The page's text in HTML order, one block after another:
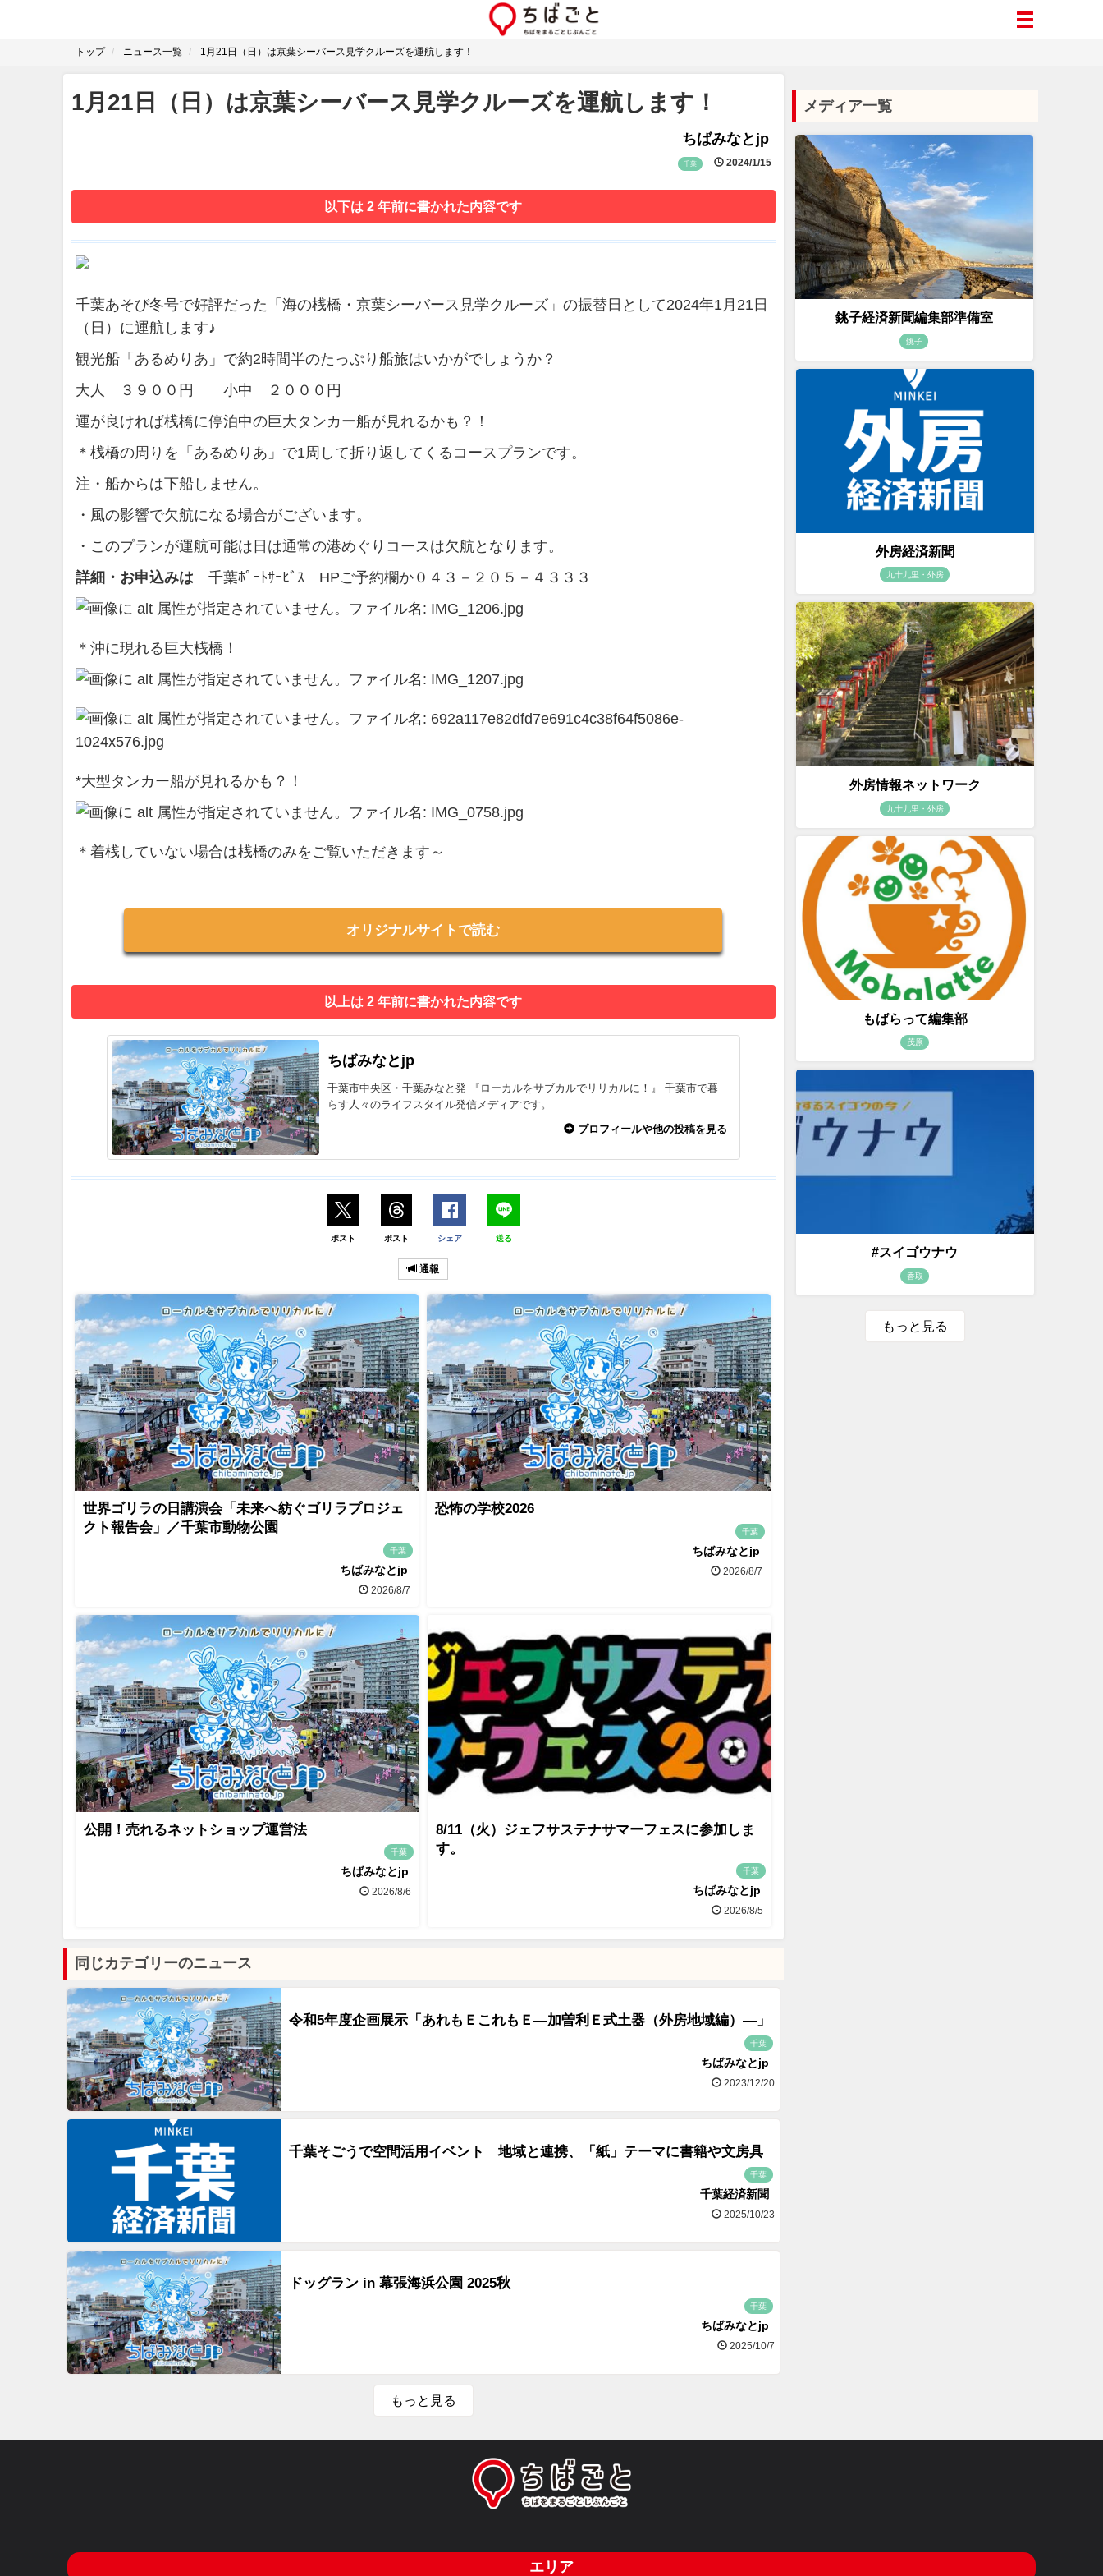
トップ ニュース一覧 1月21日（日）は京葉シーバース見学クルーズを運航します！
1月21日（日）は京葉シーバース見学クルーズを運航します！
ちばみなとjp
千葉 2024/1/15
以下は 2 年前に書かれた内容です
千葉あそび冬号で好評だった「海の桟橋・京葉シーバース見学クルーズ」の振替日として2024年1月21日
（日）に運航します♪
観光船「あるめりあ」で約2時間半のたっぷり船旅はいかがでしょうか？
大人 ３９００円 小中 ２０００円
運が良ければ桟橋に停泊中の巨大タンカー船が見れるかも？！
＊桟橋の周りを「あるめりあ」で1周して折り返してくるコースプランです。
注・船からは下船しません。
・風の影響で欠航になる場合がございます。
・このプランが運航可能は日は通常の港めぐりコースは欠航となります。
詳細・お申込みは 千葉ﾎﾟｰﾄｻｰﾋﾞｽ HPご予約欄か０４３－２０５－４３３３
＊沖に現れる巨大桟橋！
*大型タンカー船が見れるかも？！
＊着桟していない場合は桟橋のみをご覧いただきます～
オリジナルサイトで読む
以上は 2 年前に書かれた内容です
ちばみなとjp
千葉市中央区・千葉みなと発 『ローカルをサブカルでリリカルに！』 千葉市で暮
らす人々のライフスタイル発信メディアです。
プロフィールや他の投稿を見る
ポスト ポスト シェア 送る
通報
世界ゴリラの日講演会「未来へ紡ぐゴリラプロジェ
クト報告会」／千葉市動物公園
千葉
ちばみなとjp
2026/8/7
恐怖の学校2026
千葉
ちばみなとjp
2026/8/7
公開！売れるネットショップ運営法
千葉
ちばみなとjp
2026/8/6
8/11（火）ジェフサステナサマーフェスに参加しま
す。
千葉
ちばみなとjp
2026/8/5
同じカテゴリーのニュース
令和5年度企画展示「あれもＥこれもＥ―加曽利Ｅ式土器（外房地域編）―」
千葉
ちばみなとjp
2023/12/20
千葉そごうで空間活用イベント 地域と連携、「紙」テーマに書籍や文房具
千葉
千葉経済新聞
2025/10/23
ドッグラン in 幕張海浜公園 2025秋
千葉
ちばみなとjp
2025/10/7
もっと見る
メディア一覧
銚子経済新聞編集部準備室
銚子
外房経済新聞
九十九里・外房
外房情報ネットワーク
九十九里・外房
もばらって編集部
茂原
#スイゴウナウ
香取
もっと見る
エリア